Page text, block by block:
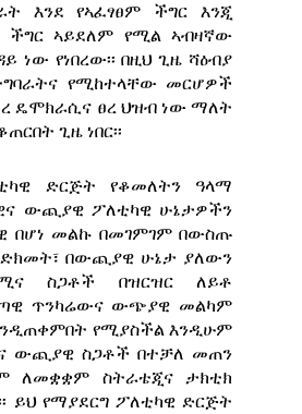
እንደ የኣፈፃፀም ችግር እንጂ
ችግር ኣይደለም የሚል ኣብዛኛው
ነው የነበረው፡፡ በዚህ ጊዜ ሻዕብያ
የሚከተላቸው መርሆዎች
ዴሞክራሲና ፀረ ህዝብ ነው ማለት
ጊዜ ነበር፡፡
ድርጅት የቆመለትን ዓላማ
ውጪያዊ ፖለቲካዊ ሁኔታዎችን
በሆነ መልኩ በመገምገም በውስጡ
ድክመት፣ በውጪያዊ ሁኔታ ያለውን
ስጋቶች በዝርዝር ለይቶ
ጥንካሬውና ውጭያዊ መልካም
የሚያስችል እንዲሁም
ውጪያዊ ስጋቶች በተቻለ መጠን
ለመቋቋም ስትራቴጂና ታክቲክ
ይህ የማያደርግ ፖለቲካዊ ድርጅት